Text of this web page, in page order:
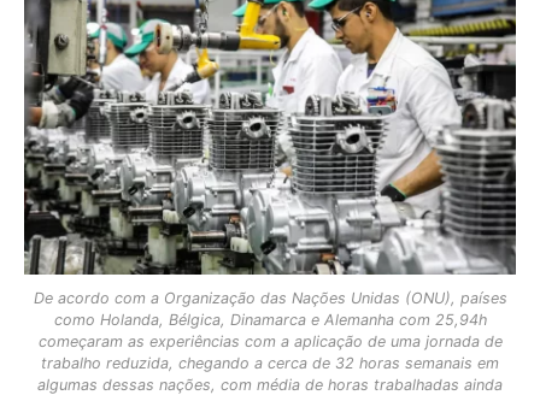
De acordo com a Organização das Nações Unidas (ONU), países
como Holanda, Bélgica, Dinamarca e Alemanha com 25,94h
começaram as experiências com a aplicação de uma jornada de
trabalho reduzida, chegando a cerca de 32 horas semanais em
algumas dessas nações, com média de horas trabalhadas ainda